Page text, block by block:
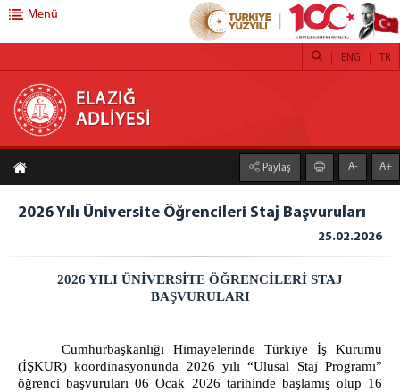
ELAZIĞ ADLİYESİ
ANASAYFA
ADLİYEMİZ
Elazığ Adliyesi
Denetimli Serbestlik Müdürlüğü
Mülhakat Adliyeler
Maden Adliyesi
Palu Adliyesi
Menü
ELAZIĞ
ADLİYESİ
TR
ENG
Paylaş A- A+
2026 Yılı Üniversite Öğrencileri Staj Başvuruları
25.02.2026
2026 YILI ÜNİVERSİTE ÖĞRENCİLERİ STAJ
BAŞVURULARI
Cumhurbaşkanlığı Himayelerinde Türkiye İş Kurumu
(İŞKUR) koordinasyonunda 2026 yılı “Ulusal Staj Programı”
öğrenci başvuruları 06 Ocak 2026 tarihinde başlamış olup 16